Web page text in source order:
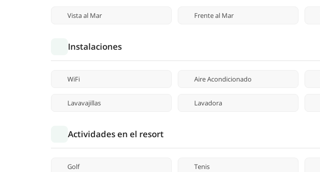
Vista al Mar Frente al Mar
Instalaciones
WiFi Aire Acondicionado
Lavavajillas Lavadora
Actividades en el resort
Golf Tenis